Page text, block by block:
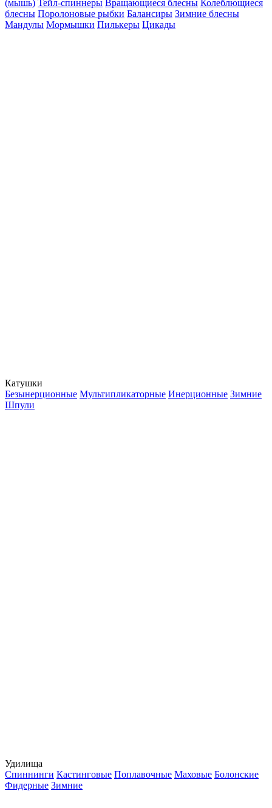
(мышь) Тейл-спиннеры Вращающиеся блесны Колеблющиеся
блесны Поролоновые рыбки Балансиры Зимние блесны
Мандулы Мормышки Пилькеры Цикады
Катушки
Безынерционные Мультипликаторные Инерционные Зимние
Шпули
Удилища
Спиннинги Кастинговые Поплавочные Маховые Болонские
Фидерные Зимние